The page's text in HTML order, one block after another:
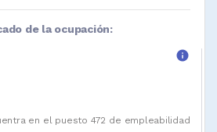
de la ocupación:
info
en el puesto 472 de empleabilidad